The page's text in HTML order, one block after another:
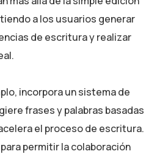
a los usuarios generar
de escritura y realizar
incorpora un sistema de
frases y palabras basadas
el proceso de escritura.
permitir la colaboración